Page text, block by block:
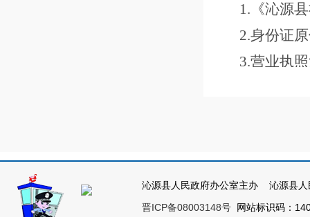
1.《沁源
2.身份证
3.营业执
1.申请提
沁源县人民政府办公室主办 沁源县
晋ICP备08003148号 网站标识码：